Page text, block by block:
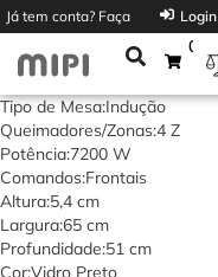
Já tem conta? Faça Login
0
Tipo de Mesa:Indução
Queimadores/Zonas:4 Z
Potência:7200 W
Comandos:Frontais
Altura:5,4 cm
Largura:65 cm
Profundidade:51 cm
Cor:Vidro Preto